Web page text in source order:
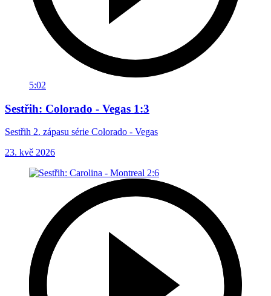
5:02
Sestřih: Colorado - Vegas 1:3
Sestřih 2. zápasu série Colorado - Vegas
23. kvě 2026